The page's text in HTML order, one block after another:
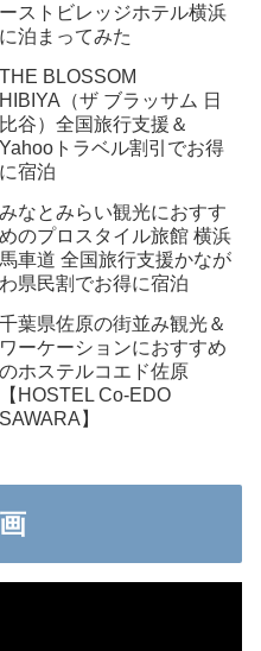
ーストビレッジホテル横浜
に泊まってみた
THE BLOSSOM
HIBIYA（ザ ブラッサム 日
比谷）全国旅行支援＆
Yahooトラベル割引でお得
に宿泊
みなとみらい観光におすす
めのプロスタイル旅館 横浜
馬車道 全国旅行支援かなが
わ県民割でお得に宿泊
千葉県佐原の街並み観光＆
ワーケーションにおすすめ
のホステルコエド佐原
【HOSTEL Co-EDO
SAWARA】